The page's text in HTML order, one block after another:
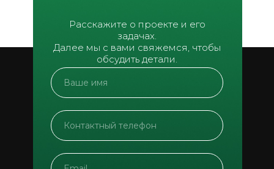
Расскажите о проекте и его
задачах.
Далее мы с вами свяжемся, чтобы
обсудить детали.